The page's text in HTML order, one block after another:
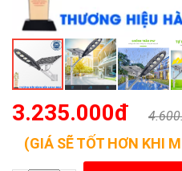
3.235.000đ
(GIÁ SẼ TỐT HƠN KHI